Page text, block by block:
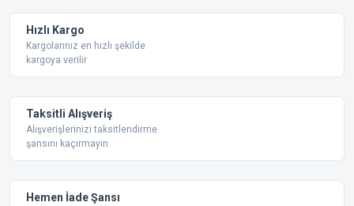
Bu ürüne benzer farklı alternatifler olmalı.
Hızlı Kargo
Kargolarınız en hızlı şekilde
kargoya verilir
Taksitli Alışveriş
Alışverişlerinizi taksitlendirme
şansını kaçırmayın.
Hemen İade Şansı